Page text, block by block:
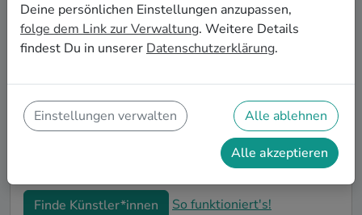
Du bist auf der Suche nach einer Funk Hochzeitsband
in Ludwigshafen am Rhein für Deinen großen Tag?
findest Du eine Vielzahl an professionellen Funk
Hochzeitsbands in Ludwigshafen am Rhein, die euer
Fest zu einem echten Highlight werden lassen. Buche
jetzt genau die richtige Live-Musik für eure
Finde Künstler*innen So funktioniert's!
Deine persönlichen Einstellungen anzupassen,
folge dem Link zur Verwaltung. Weitere Details
findest Du in unserer Datenschutzerklärung.
Einstellungen verwalten Alle ablehnen
Alle akzeptieren